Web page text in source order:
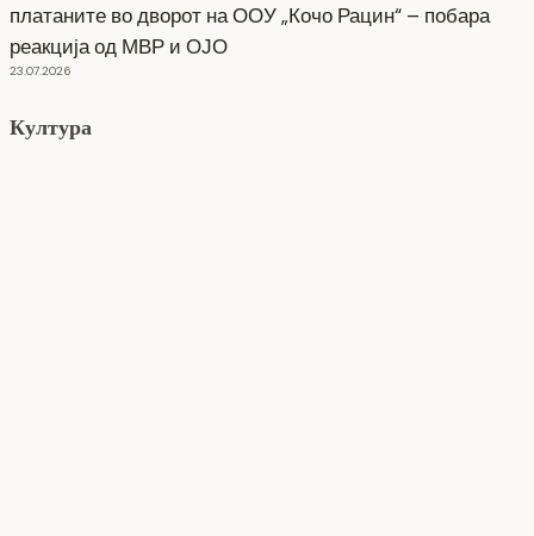
платаните во дворот на ООУ „Кочо Рацин“ – побара
реакција од МВР и ОЈО
23.07.2026
Култура